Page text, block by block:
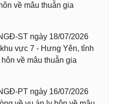
về mâu thuẫn gia
ST ngày 18/07/2026
vực 7 - Hưng Yên, tỉnh
về mâu thuẫn gia
PT ngày 16/07/2026